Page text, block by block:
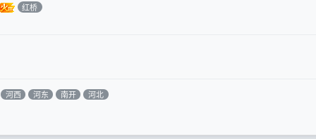
红桥
河西 河东 南开 河北